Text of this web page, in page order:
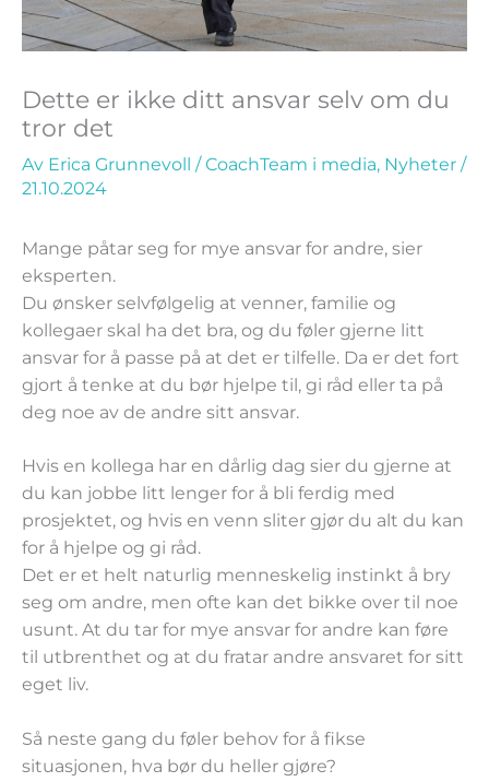
Dette er ikke ditt ansvar selv om du
tror det
Av Erica Grunnevoll /CoachTeam i media, Nyheter /
21.10.2024
Mange påtar seg for mye ansvar for andre, sier
eksperten.
Du ønsker selvfølgelig at venner, familie og
kollegaer skal ha det bra, og du føler gjerne litt
ansvar for å passe på at det er tilfelle. Da er det fort
gjort å tenke at du bør hjelpe til, gi råd eller ta på
deg noe av de andre sitt ansvar.
Hvis en kollega har en dårlig dag sier du gjerne at
du kan jobbe litt lenger for å bli ferdig med
prosjektet, og hvis en venn sliter gjør du alt du kan
for å hjelpe og gi råd.
Det er et helt naturlig menneskelig instinkt å bry
seg om andre, men ofte kan det bikke over til noe
usunt. At du tar for mye ansvar for andre kan føre
til utbrenthet og at du fratar andre ansvaret for sitt
eget liv.
Så neste gang du føler behov for å fikse
situasjonen, hva bør du heller gjøre?